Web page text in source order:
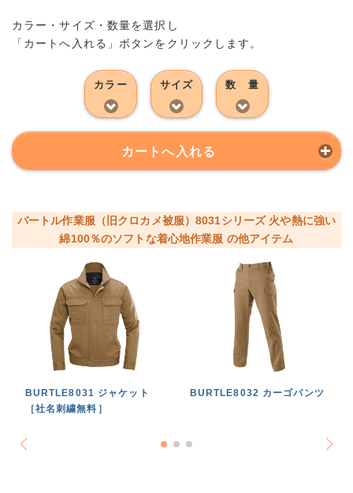
カラー・サイズ・数量を選択し
「カートへ入れる」ボタンをクリックします。
カラー サイズ 数 量
カートへ入れる
バートル作業服（旧クロカメ被服）8031シリーズ 火や熱に強い
綿100％のソフトな着心地作業服 の他アイテム
BURTLE8031 ジャケット
［社名刺繍無料］
BURTLE8032 カーゴパンツ